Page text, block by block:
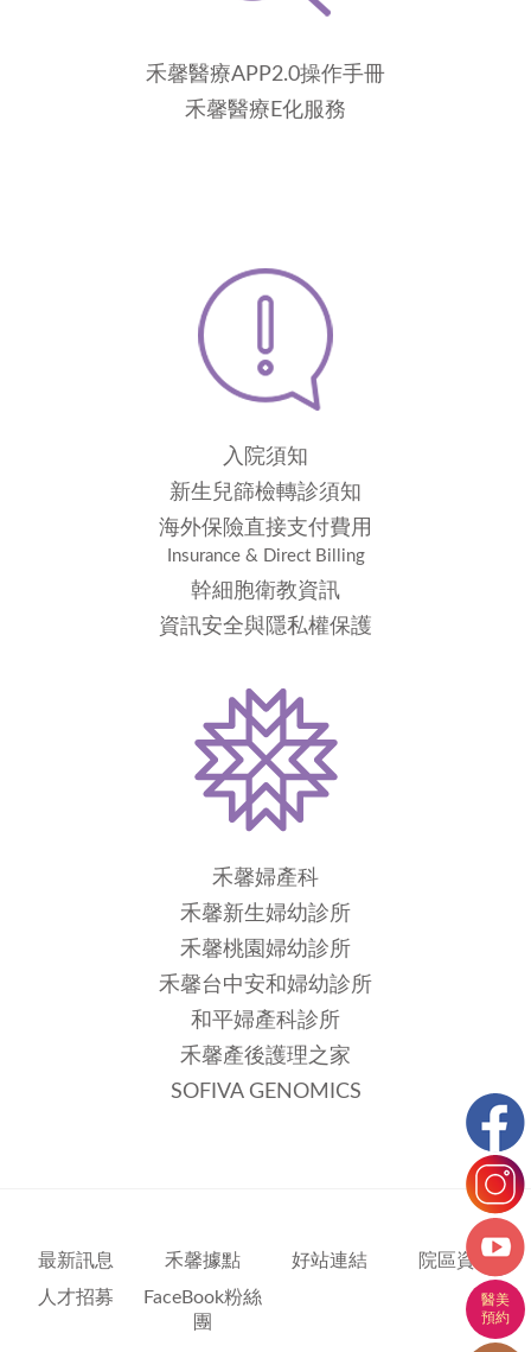
禾馨醫療APP2.0操作手冊
禾馨醫療E化服務
入院須知
新生兒篩檢轉診須知
海外保險直接支付費用
Insurance & Direct Billing
幹細胞衛教資訊
資訊安全與隱私權保護
禾馨婦產科
禾馨新生婦幼診所
禾馨桃園婦幼診所
禾馨台中安和婦幼診所
和平婦產科診所
禾馨產後護理之家
SOFIVA GENOMICS
最新訊息 禾馨據點 好站連結
院區資訊
人才招募
FaceBook粉絲
團